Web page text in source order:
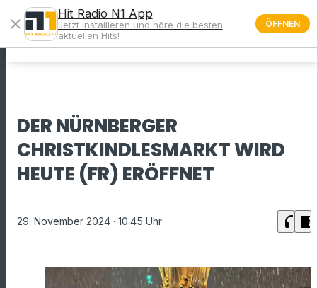
menu
DER NÜRNBERGER
CHRISTKINDLESMARKT WIRD
HEUTE (FR) ERÖFFNET
29. November 2024 · 10:45 Uhr headphones chrome_reader_mode
close
Hit Radio N1 App
Jetzt installieren und höre die besten
aktuellen Hits!
ÖFFNEN